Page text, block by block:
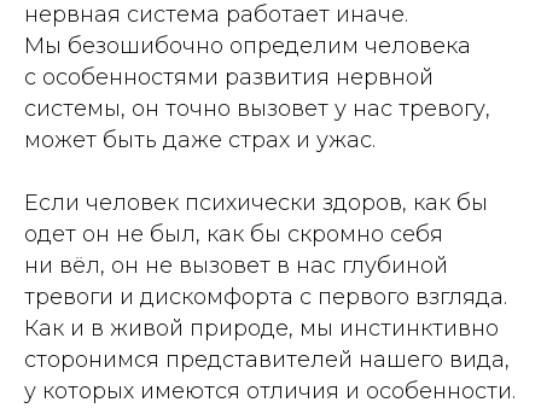
нервная система работает иначе.
Мы безошибочно определим человека
с особенностями развития нервной
системы, он точно вызовет у нас тревогу,
может быть даже страх и ужас.
Если человек психически здоров, как бы
одет он не был, как бы скромно себя
ни вёл, он не вызовет в нас глубиной
тревоги и дискомфорта с первого взгляда.
Как и в живой природе, мы инстинктивно
сторонимся представителей нашего вида,
у которых имеются отличия и особенности.